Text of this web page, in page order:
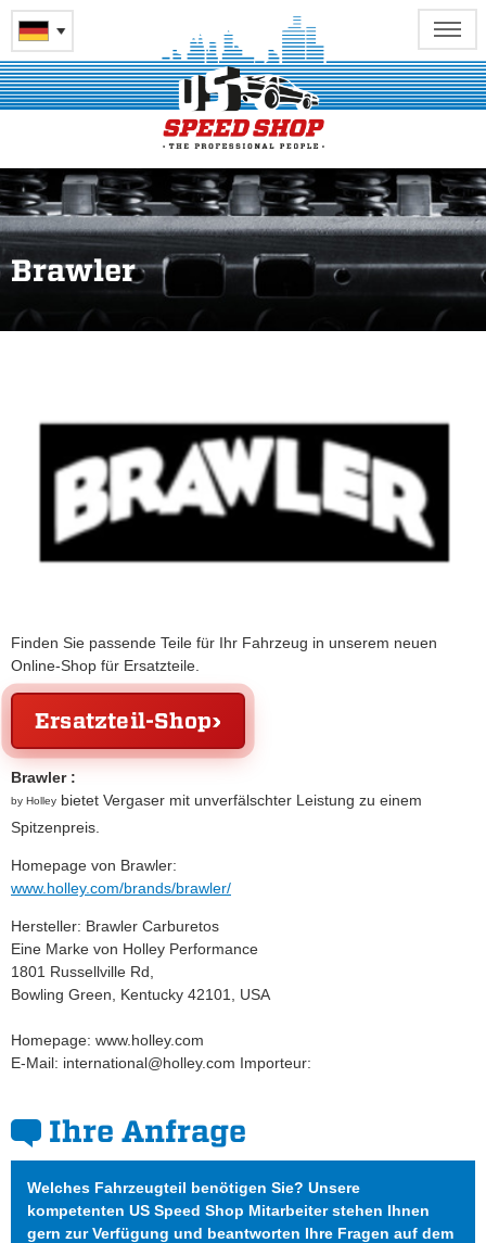
Brawler
Finden Sie passende Teile für Ihr Fahrzeug in unserem neuen
Online-Shop für Ersatzteile.
Ersatzteil-Shop
Brawler :
by Holley bietet Vergaser mit unverfälschter Leistung zu einem
Spitzenpreis.
Homepage von Brawler:
www.holley.com/brands/brawler/
Hersteller: Brawler Carburetos
Eine Marke von Holley Performance
1801 Russellville Rd,
Bowling Green, Kentucky 42101, USA
Homepage: www.holley.com
E-Mail: international@holley.com Importeur:
Ihre Anfrage
Welches Fahrzeugteil benötigen Sie? Unsere
kompetenten US Speed Shop Mitarbeiter stehen Ihnen
gern zur Verfügung und beantworten Ihre Fragen auf dem